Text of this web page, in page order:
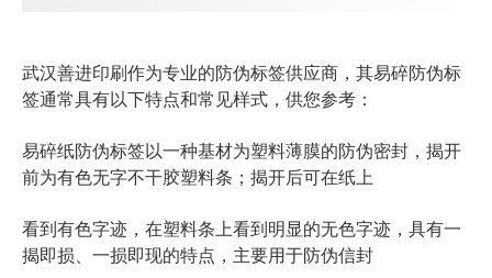
武汉善进印刷作为专业的防伪标签供应商，其易碎防伪标
签通常具有以下特点和常见样式，供您参考：
易碎纸防伪标签以一种基材为塑料薄膜的防伪密封，揭开
前为有色无字不干胶塑料条；揭开后可在纸上
看到有色字迹，在塑料条上看到明显的无色字迹，具有一
揭即损、一损即现的特点，主要用于防伪信封